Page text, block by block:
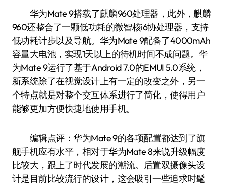
华为Mate 9搭载了麒麟960处理器，此外，麒麟
960还整合了一颗低功耗的微智核i6协处理器，支持
低功耗计步以及导航。华为Mate 9配备了4000mAh
容量大电池，实现1天以上的待机时间不成问题。华
为Mate 9运行了基于Android 7.0的EMUI 5.0系统，
新系统除了在视觉设计上有一定的改变之外，另一
个特点就是对整个交互体系进行了简化，使得用户
能够更加方便快捷地使用手机。
编辑点评：华为Mate 9的各项配置都达到了旗
舰手机应有水平，相对于华为Mate 8来说升级幅度
比较大，跟上了时代发展的潮流。后置双摄像头设
计是目前比较流行的设计，这会吸引一些追求时髦